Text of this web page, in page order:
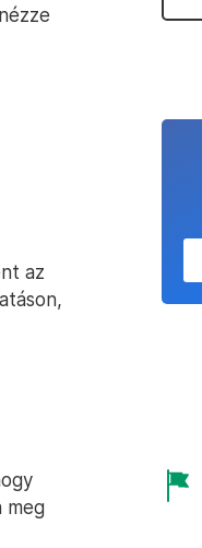
az
meg